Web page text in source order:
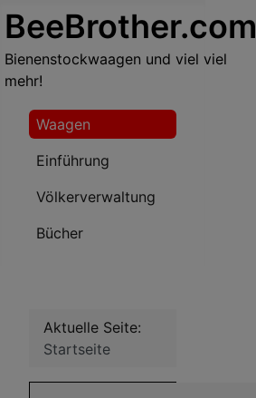
BeeBrother.com
Bienenstockwaagen und viel viel
mehr!
Waagen
Einführung
Völkerverwaltung
Bücher
Aktuelle Seite:
Startseite